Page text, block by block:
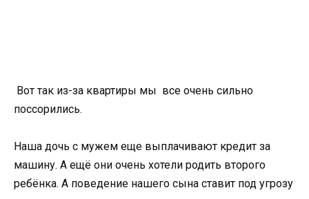
Вот так из-за квартиры мы все очень сильно
поссорились.
Наша дочь с мужем еще выплачивают кредит за
машину. А ещё они очень хотели родить второго
ребёнка. А поведение нашего сына ставит под угрозу